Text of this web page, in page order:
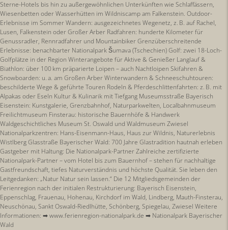
Sterne-Hotels bis hin zu außergewöhnlichen Unterkünften wie Schlaffässern,
Wiesenbetten oder Wasserhütten im Wildniscamp am Falkenstein. Outdoor-
Erlebnisse im Sommer Wandern: ausgezeichnetes Wegenetz, z. B. auf Rachel,
Lusen, Falkenstein oder Großer Arber Radfahren: hunderte Kilometer für
Genussradler, Rennradfahrer und Mountainbiker Grenzüberschreitende
Erlebnisse: benachbarter Nationalpark Šumava (Tschechien) Golf: zwei 18-Loch-
Golfplätze in der Region Winterangebote für Aktive & Genießer Langlauf &
Biathlon: über 100 km präparierte Loipen – auch Nachtloipen Skifahren &
Snowboarden: u. a. am Großen Arber Winterwandern & Schneeschuhtouren:
beschilderte Wege & geführte Touren Rodeln & Pferdeschlittenfahrten: z. B. mit
Alpakas oder Eseln Kultur & Kulinarik mit Tiefgang Museumsstraße Bayerisch
Eisenstein: Kunstgalerie, Grenzbahnhof, Naturparkwelten, Localbahnmuseum
Freilichtmuseum Finsterau: historische Bauernhöfe & Handwerk
Waldgeschichtliches Museum St. Oswald und Waldmuseum Zwiesel
Nationalparkzentren: Hans-Eisenmann-Haus, Haus zur Wildnis, Naturerlebnis
Wistlberg Glasstraße Bayerischer Wald: 700 Jahre Glastradition hautnah erleben
Gastgeber mit Haltung: Die Nationalpark-Partner Zahlreiche zertifizierte
Nationalpark-Partner – vom Hotel bis zum Bauernhof – stehen für nachhaltige
Gastfreundschaft, tiefes Naturverständnis und höchste Qualität. Sie leben den
Leitgedanken: „Natur Natur sein lassen.“ Die 12 Mitgliedsgemeinden der
Ferienregion nach der initialen Restrukturierung: Bayerisch Eisenstein,
Eppenschlag, Frauenau, Hohenau, Kirchdorf im Wald, Lindberg, Mauth-Finsterau,
Neuschönau, Sankt Oswald-Riedlhütte, Schönberg, Spiegelau, Zwiesel Weitere
Informationen: ➡ www.ferienregion-nationalpark.de ➡ Nationalpark Bayerischer
Wald